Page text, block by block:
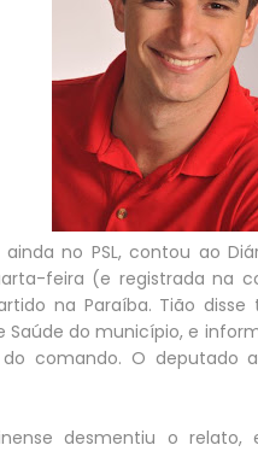
ainda no PSL, contou ao
feira (e registrada na
na Paraíba. Tião
Saúde do município, e
comando. O deputado
desmentiu o